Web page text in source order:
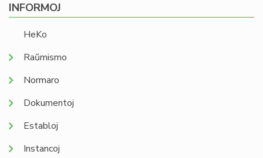
INFORMOJ
HeKo
Raŭmismo
Normaro
Dokumentoj
Establoj
Instancoj